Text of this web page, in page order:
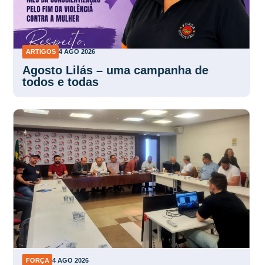
ARTIGOS 4 AGO 2026
Agosto Lilás – uma campanha de
todos e todas
FORÇA 4 AGO 2026